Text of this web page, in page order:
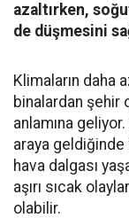
azaltırken,
de düşmesini
Klimaların daha
binalardan şehir
anlamına
araya geldiğinde
hava dalgası
aşırı sıcak
olabilir.